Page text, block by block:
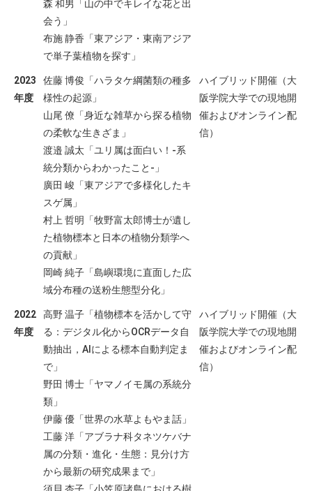
森 和男「山の中でキレイな花と出
会う」
布施 静香「東アジア・東南アジア
で単子葉植物を探す」
2023
年度
佐藤 博俊「ハラタケ綱菌類の種多
様性の起源」
山尾 僚「身近な雑草から探る植物
の柔軟な生きざま」
渡邉 誠太「ユリ属は面白い！‐系
統分類からわかったこと‐」
廣田 峻「東アジアで多様化したキ
スゲ属」
村上 哲明「牧野富太郎博士が遺し
た植物標本と日本の植物分類学へ
の貢献」
岡崎 純子「島嶼環境に直面した広
域分布種の送粉生態型分化」
ハイブリッド開催（大
阪学院大学での現地開
催およびオンライン配
信）
2022
年度
高野 温子「植物標本を活かして守
る：デジタル化からOCRデータ自
動抽出，AIによる標本自動判定ま
で」
野田 博士「ヤマノイモ属の系統分
類」
伊藤 優「世界の水草よもやま話」
工藤 洋「アブラナ科タネツケバナ
属の分類・進化・生態：見分け方
から最新の研究成果まで」
須貝 杏子「小笠原諸島における樹
ハイブリッド開催（大
阪学院大学での現地開
催およびオンライン配
信）